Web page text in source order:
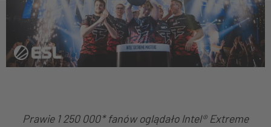
Prawie 1 250 000* fanów oglądało Intel® Extreme